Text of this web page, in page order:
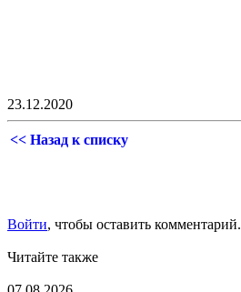
23.12.2020
<< Назад к списку
Войти, чтобы оставить комментарий.
Читайте также